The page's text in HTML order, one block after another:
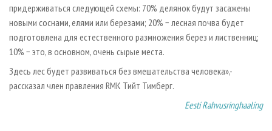
придерживаться следующей схемы: 70% делянок будут засажены
новыми соснами, елями или березами; 20% − лесная почва будет
подготовлена для естественного размножения берез и лиственниц;
10% − это, в основном, очень сырые места.
Здесь лес будет развиваться без вмешательства человека»,-
рассказал член правления RMK Тийт Тимберг.
Eesti Rahvusringhaaling